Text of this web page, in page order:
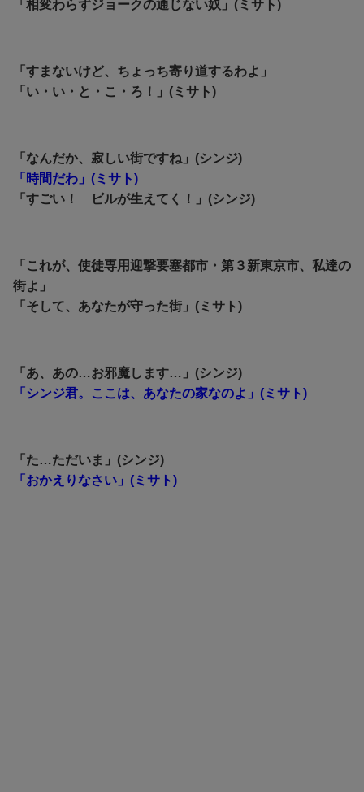
「相変わらずジョークの通じない奴」(ミサト)
「すまないけど、ちょっち寄り道するわよ」
「い・い・と・こ・ろ！」(ミサト)
「なんだか、寂しい街ですね」(シンジ)
「時間だわ」(ミサト)
「すごい！ ビルが生えてく！」(シンジ)
「これが、使徒専用迎撃要塞都市・第３新東京市、私達の
街よ」
「そして、あなたが守った街」(ミサト)
「あ、あの…お邪魔します…」(シンジ)
「シンジ君。ここは、あなたの家なのよ」(ミサト)
「た…ただいま」(シンジ)
「おかえりなさい」(ミサト)